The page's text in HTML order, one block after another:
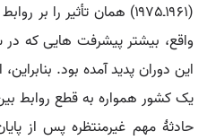
(۱۹۶۱ـ۱۹۷۵) همان تأثیر را
واقع، بیشتر پیشرفت هایی که
این دوران پدید آمده بود.
یک کشور همواره به قطع روابط
حادثۀ مهم غیرمنتظره پس از